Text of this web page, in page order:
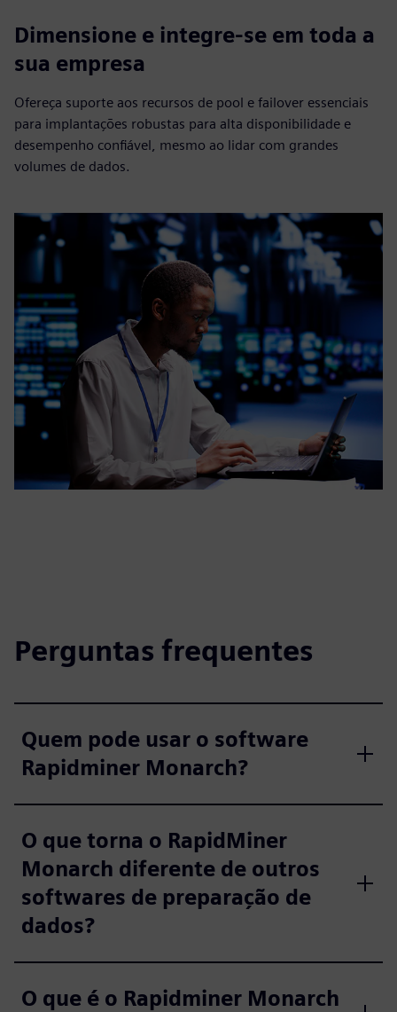
Dimensione e integre-se em toda a
sua empresa
Ofereça suporte aos recursos de pool e failover essenciais
para implantações robustas para alta disponibilidade e
desempenho confiável, mesmo ao lidar com grandes
volumes de dados.
Perguntas frequentes
Quem pode usar o software
Rapidminer Monarch?
O que torna o RapidMiner
Monarch diferente de outros
softwares de preparação de
dados?
O que é o Rapidminer Monarch